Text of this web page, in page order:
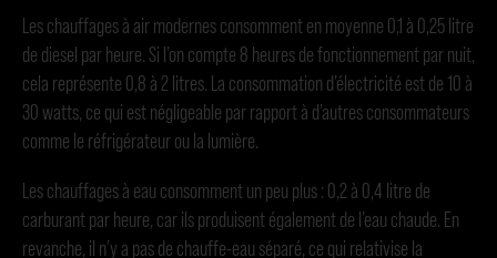
Les chauffages à air modernes consomment en moyenne 0,1 à 0,25 litre
de diesel par heure. Si l’on compte 8 heures de fonctionnement par nuit,
cela représente 0,8 à 2 litres. La consommation d’électricité est de 10 à
30 watts, ce qui est négligeable par rapport à d’autres consommateurs
comme le réfrigérateur ou la lumière.
Les chauffages à eau consomment un peu plus : 0,2 à 0,4 litre de
carburant par heure, car ils produisent également de l’eau chaude. En
revanche, il n’y a pas de chauffe-eau séparé, ce qui relativise la